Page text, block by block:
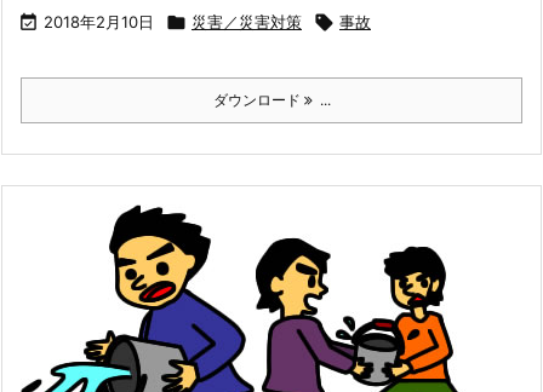
 2018年2月10日  災害／災害対策  事故
ダウンロード ...